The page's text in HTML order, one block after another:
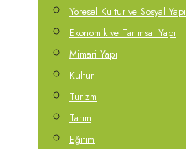
Yöresel Kültür ve Sosyal Yapı
Ekonomik ve Tarımsal Yapı
Mimari Yapı
Kültür
Turizm
Tarım
Eğitim